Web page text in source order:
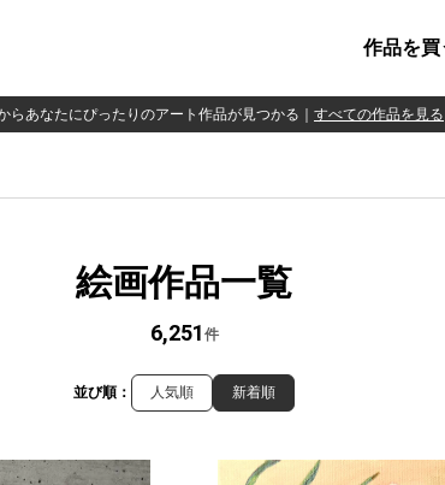
作品を買
らあなたにぴったりのアート作品が見つかる すべての作品を見る
絵画作品一覧
6,251 件
並び順： 人気順 新着順